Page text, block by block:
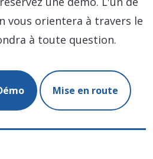
vous orientera à travers le
à toute question.
Mise en route